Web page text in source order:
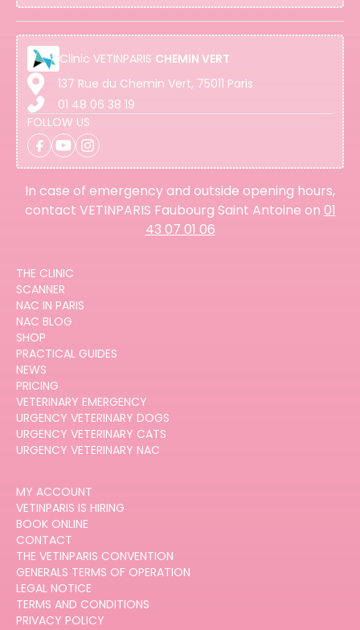
Clinic VETINPARIS CHEMIN VERT
137 Rue du Chemin Vert, 75011 Paris
01 48 06 38 19
FOLLOW US
In case of emergency and outside opening hours,
contact VETINPARIS Faubourg Saint Antoine on 01
43 07 01 06
THE CLINIC
SCANNER
NAC IN PARIS
NAC BLOG
SHOP
PRACTICAL GUIDES
NEWS
PRICING
VETERINARY EMERGENCY
URGENCY VETERINARY DOGS
URGENCY VETERINARY CATS
URGENCY VETERINARY NAC
MY ACCOUNT
VETINPARIS IS HIRING
BOOK ONLINE
CONTACT
THE VETINPARIS CONVENTION
GENERALS TERMS OF OPERATION
LEGAL NOTICE
TERMS AND CONDITIONS
PRIVACY POLICY